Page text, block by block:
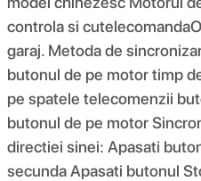
controla si
garaj. Metoda de
butonul de pe motor timp
pe spatele telecomenzii
butonul de pe motor
directiei sinei: Apasati
secunda Apasati butonul